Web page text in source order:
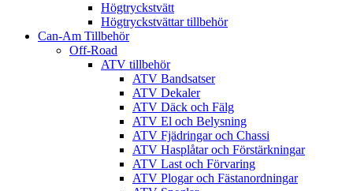
Högtryckstvätt
Högtryckstvättar tillbehör
Can-Am Tillbehör
Off-Road
ATV tillbehör
ATV Bandsatser
ATV Dekaler
ATV Däck och Fälg
ATV El och Belysning
ATV Fjädringar och Chassi
ATV Hasplåtar och Förstärkningar
ATV Last och Förvaring
ATV Plogar och Fästanordningar